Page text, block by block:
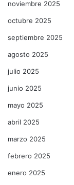
noviembre 2025
octubre 2025
septiembre 2025
agosto 2025
julio 2025
junio 2025
mayo 2025
abril 2025
marzo 2025
febrero 2025
enero 2025